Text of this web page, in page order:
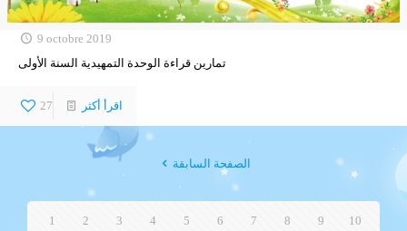
9 octobre 2019
تمارين قراءة الوحدة التمهيدية السنة الأولى
27 اقرأ أكثر
الصفحة السابقة
1 2 3 4 5 6 7 8 9 10